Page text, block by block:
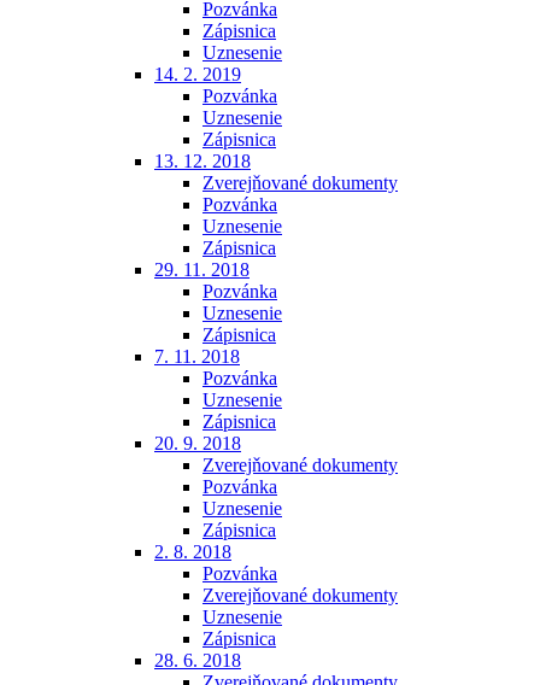
Pozvánka
Zápisnica
Uznesenie
14. 2. 2019
Pozvánka
Uznesenie
Zápisnica
13. 12. 2018
Zverejňované dokumenty
Pozvánka
Uznesenie
Zápisnica
29. 11. 2018
Pozvánka
Uznesenie
Zápisnica
7. 11. 2018
Pozvánka
Uznesenie
Zápisnica
20. 9. 2018
Zverejňované dokumenty
Pozvánka
Uznesenie
Zápisnica
2. 8. 2018
Pozvánka
Zverejňované dokumenty
Uznesenie
Zápisnica
28. 6. 2018